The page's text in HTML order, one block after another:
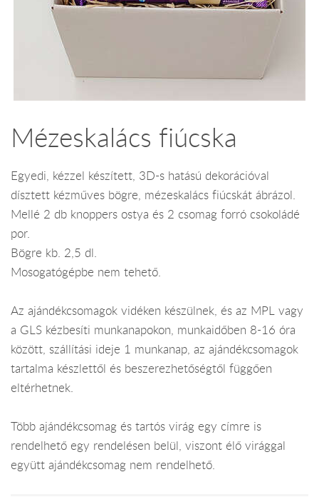
Mézeskalács fiúcska
Egyedi, kézzel készített, 3D-s hatású dekorációval
dísztett kézműves bögre, mézeskalács fiúcskát ábrázol.
Mellé 2 db knoppers ostya és 2 csomag forró csokoládé
por.
Bögre kb. 2,5 dl.
Mosogatógépbe nem tehető.
Az ajándékcsomagok vidéken készülnek, és az MPL vagy
a GLS kézbesíti munkanapokon, munkaidőben 8-16 óra
között, szállítási ideje 1 munkanap, az ajándékcsomagok
tartalma készlettől és beszerezhetőségtől függően
eltérhetnek.
Több ajándékcsomag és tartós virág egy címre is
rendelhető egy rendelésen belül, viszont élő virággal
együtt ajándékcsomag nem rendelhető.